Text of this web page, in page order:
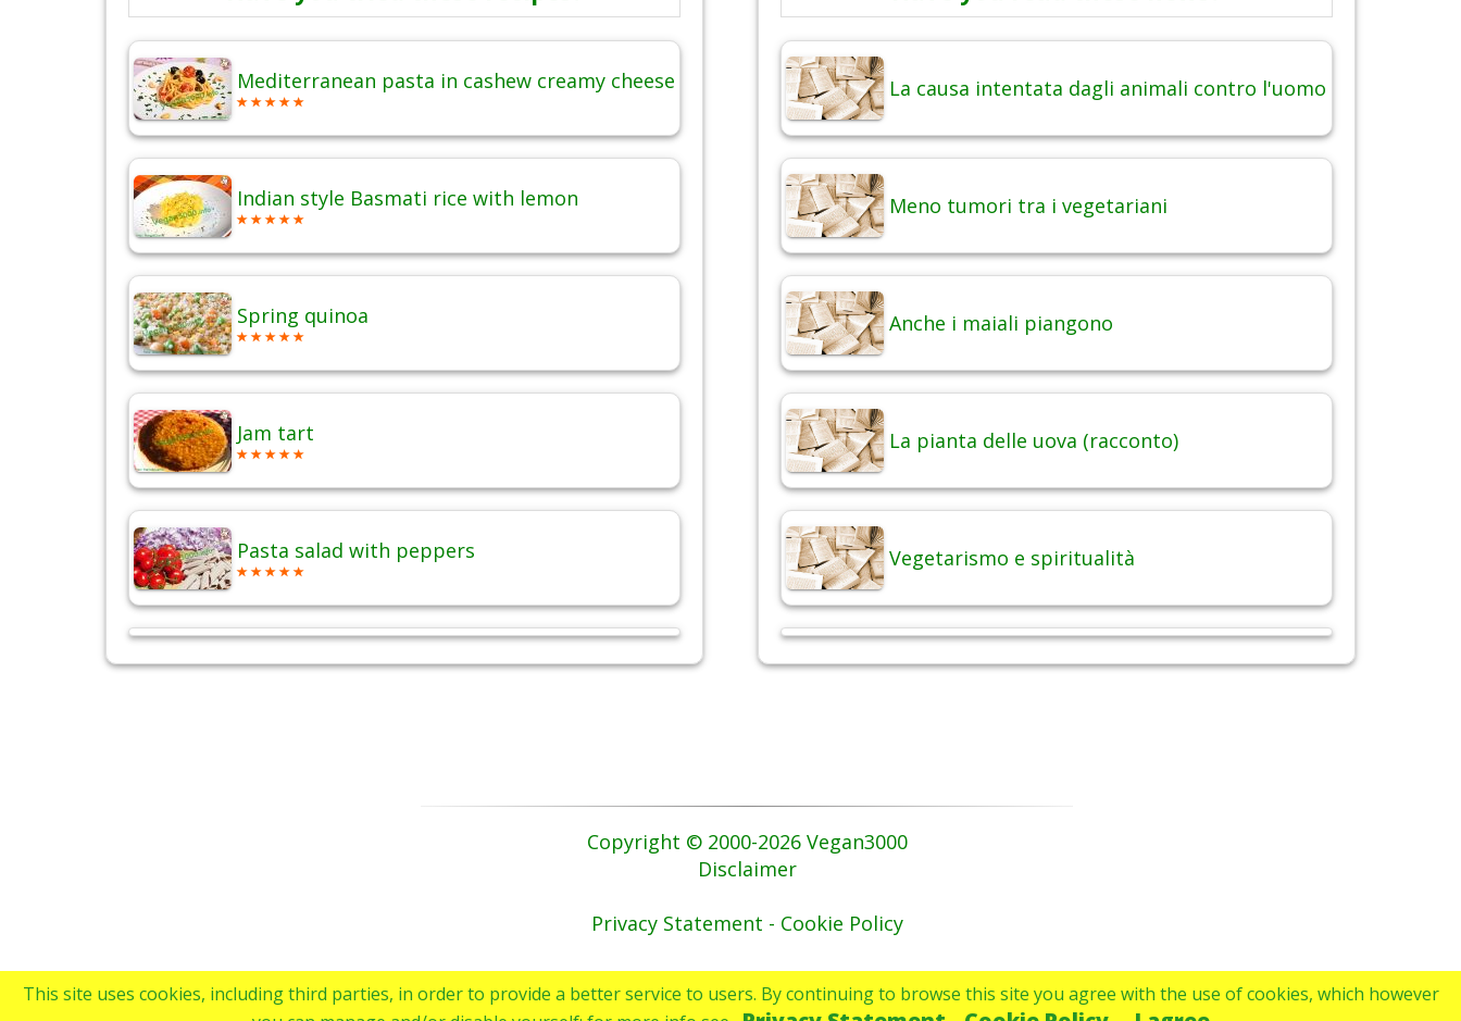
Mediterranean pasta in cashew creamy cheese
Indian style Basmati rice with lemon
Spring quinoa
Jam tart
Pasta salad with peppers
La causa intentata dagli animali contro l'uomo
Meno tumori tra i vegetariani
Anche i maiali piangono
La pianta delle uova (racconto)
Vegetarismo e spiritualità
Copyright © 2000-2026 Vegan3000
Disclaimer
Privacy Statement - Cookie Policy
This site uses cookies, including third parties, in order to provide a better service to users. By continuing to browse this site you agree with the use of cookies, which however